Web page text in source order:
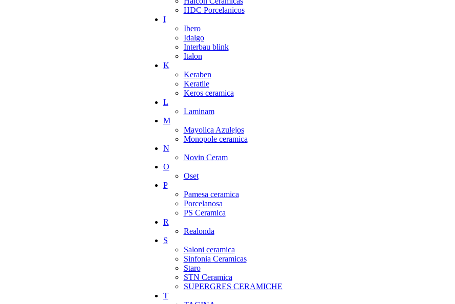
HDC Porcelanicos
I
Ibero
Idalgo
Interbau blink
Italon
K
Keraben
Keratile
Keros ceramica
L
Laminam
M
Mayolica Azulejos
Monopole ceramica
N
Novin Ceram
O
Oset
P
Pamesa ceramica
Porcelanosa
PS Ceramica
R
Realonda
S
Saloni ceramica
Sinfonia Ceramicas
Staro
STN Ceramica
SUPERGRES CERAMICHE
T